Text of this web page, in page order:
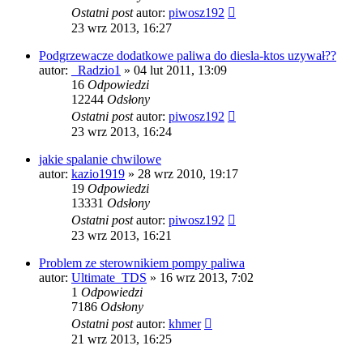
Ostatni postautor: piwosz192
23 wrz 2013, 16:27
Podgrzewacze dodatkowe paliwa do diesla-ktos uzywał??
autor:
_Radzio1 » 04 lut 2011, 13:09
16 Odpowiedzi
12244 Odsłony
Ostatni postautor: piwosz192
23 wrz 2013, 16:24
jakie spalanie chwilowe
autor: kazio1919 » 28 wrz 2010, 19:17
19 Odpowiedzi
13331 Odsłony
Ostatni postautor: piwosz192
23 wrz 2013, 16:21
Problem ze sterownikiem pompy paliwa
autor: Ultimate_TDS » 16 wrz 2013, 7:02
1 Odpowiedzi
7186 Odsłony
Ostatni postautor: khmer
21 wrz 2013, 16:25